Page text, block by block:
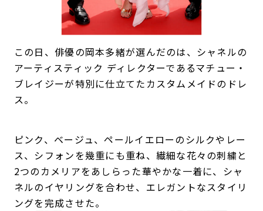
この日、俳優の岡本多緒が選んだのは、シャネルの
アーティスティック ディレクターであるマチュー・
ブレイジーが特別に仕立てたカスタムメイドのドレ
ス。
ピンク、ベージュ、ペールイエローのシルクやレー
ス、シフォンを幾重にも重ね、繊細な花々の刺繍と
2つのカメリアをあしらった華やかな一着に、シャ
ネルのイヤリングを合わせ、エレガントなスタイリ
ングを完成させた。